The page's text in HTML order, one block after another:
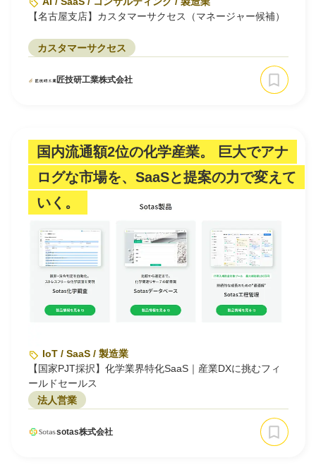
【名古屋支店】カスタマーサクセス（マネージャー候補）
カスタマーサクセス
匠技研工業株式会社
国内流通額2位の化学産業。 巨大でアナ
ログな市場を、SaaSと提案の力で変えて
いく。
IoT / SaaS / 製造業
【国家PJT採択】化学業界特化SaaS｜産業DXに挑むフィ
ールドセールス
法人営業
sotas株式会社